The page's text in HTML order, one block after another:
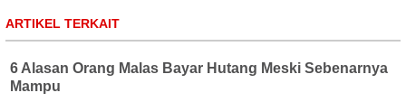
ARTIKEL TERKAIT
6 Alasan Orang Malas Bayar Hutang Meski Sebenarnya
Mampu